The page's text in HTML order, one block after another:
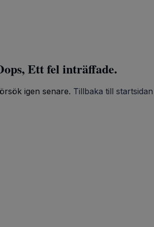
Ett fel inträffade.
igen senare. Tillbaka till startsidan